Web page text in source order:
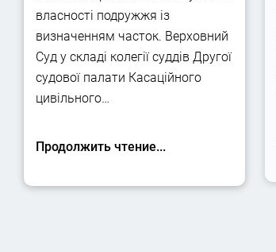
власності подружжя із
визначенням часток. Верховний
Суд у складі колегії суддів Другої
судової палати Касаційного
цивільного…
Продолжить чтение...